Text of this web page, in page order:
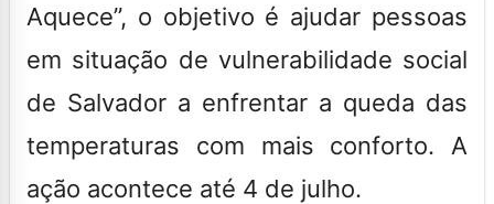
Aquece”, o objetivo é ajudar pessoas
em situação de vulnerabilidade social
de Salvador a enfrentar a queda das
temperaturas com mais conforto. A
ação acontece até 4 de julho.